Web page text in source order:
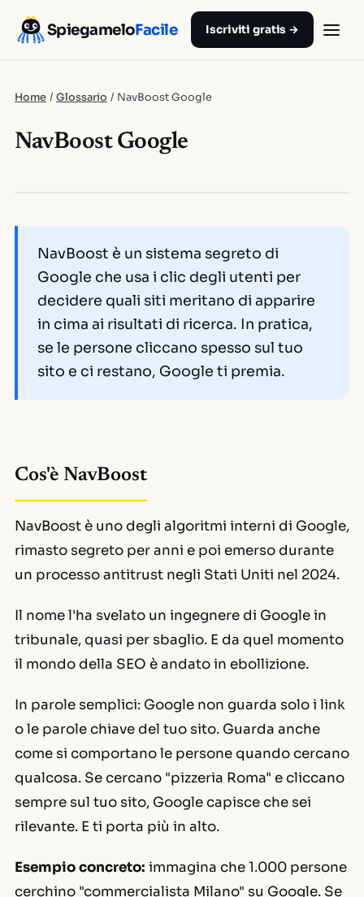
SpiegameloFacile Iscriviti gratis →
Home / Glossario / NavBoost Google
NavBoost Google
NavBoost è un sistema segreto di
Google che usa i clic degli utenti per
decidere quali siti meritano di apparire
in cima ai risultati di ricerca. In pratica,
se le persone cliccano spesso sul tuo
sito e ci restano, Google ti premia.
Cos'è NavBoost
NavBoost è uno degli algoritmi interni di Google,
rimasto segreto per anni e poi emerso durante
un processo antitrust negli Stati Uniti nel 2024.
Il nome l'ha svelato un ingegnere di Google in
tribunale, quasi per sbaglio. E da quel momento
il mondo della SEO è andato in ebollizione.
In parole semplici: Google non guarda solo i link
o le parole chiave del tuo sito. Guarda anche
come si comportano le persone quando cercano
qualcosa. Se cercano "pizzeria Roma" e cliccano
sempre sul tuo sito, Google capisce che sei
rilevante. E ti porta più in alto.
Esempio concreto: immagina che 1.000 persone
cerchino "commercialista Milano" su Google. Se